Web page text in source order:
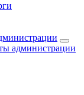
администрации